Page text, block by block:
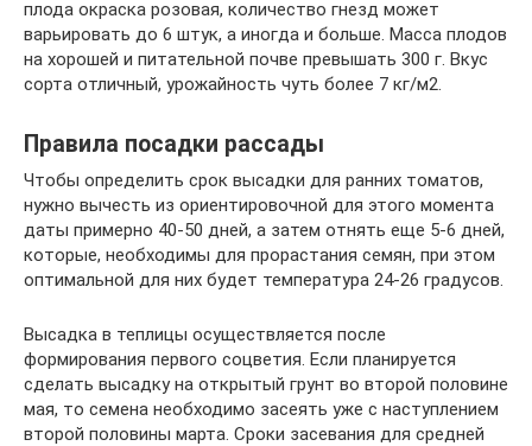
плода окраска розовая, количество гнезд может
варьировать до 6 штук, а иногда и больше. Масса плодов
на хорошей и питательной почве превышать 300 г. Вкус
сорта отличный, урожайность чуть более 7 кг/м2.
Правила посадки рассады
Чтобы определить срок высадки для ранних томатов,
нужно вычесть из ориентировочной для этого момента
даты примерно 40-50 дней, а затем отнять еще 5-6 дней,
которые, необходимы для прорастания семян, при этом
оптимальной для них будет температура 24-26 градусов.
Высадка в теплицы осуществляется после
формирования первого соцветия. Если планируется
сделать высадку на открытый грунт во второй половине
мая, то семена необходимо засеять уже с наступлением
второй половины марта. Сроки засевания для средней